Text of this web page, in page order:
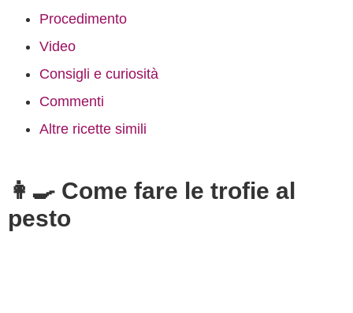
Procedimento
Video
Consigli e curiosità
Commenti
Altre ricette simili
👩‍🍳 Come fare le trofie al
pesto